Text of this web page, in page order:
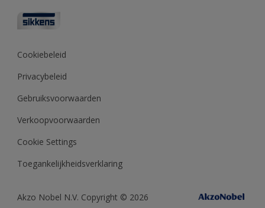
Polyfilla Pro
Sikkens Center
Kleurtesters
Kleurcollecties
Kennisbank
Cookiebeleid
Privacybeleid
Gebruiksvoorwaarden
Verkoopvoorwaarden
Cookie Settings
Toegankelijkheidsverklaring
Akzo Nobel N.V. Copyright © 2026